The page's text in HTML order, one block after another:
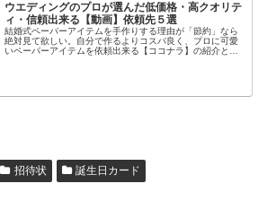
ウエディングのプロが選んだ低価格・高クオリテ
ィ・信頼出来る【動画】依頼先５選
結婚式ペーパーアイテムを手作りする理由が「節約」なら
絶対見て欲しい。自分で作るよりコスパ良く、プロに可愛
いペーパーアイテムを依頼出来る【ココナラ】の紹介と、
先まとめ。
招待状 誕生日カード